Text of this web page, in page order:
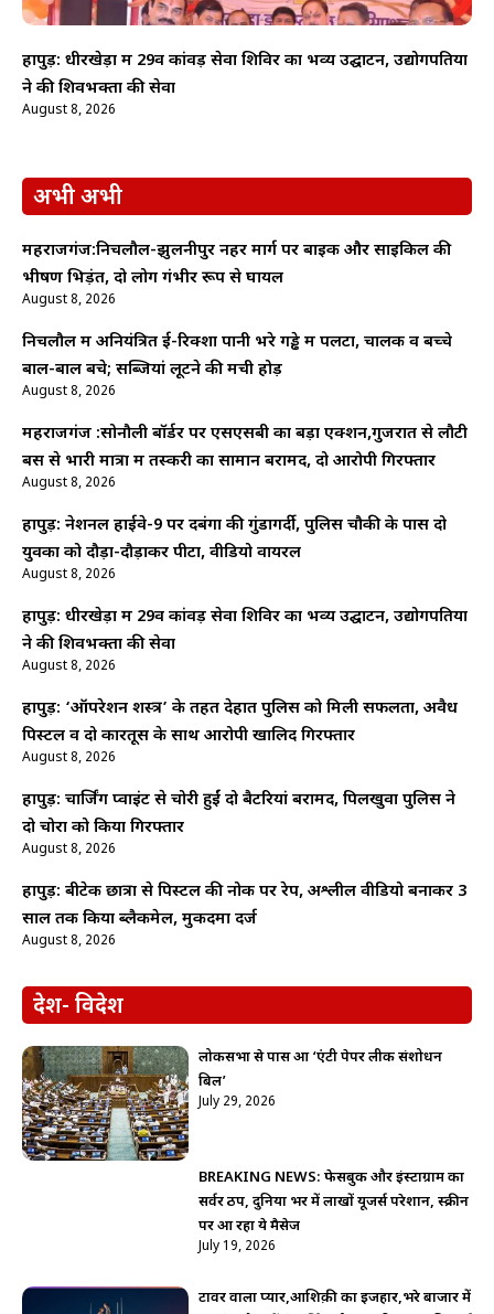
हापुड़: धीरखेड़ा में 29वें कांवड़ सेवा शिविर का भव्य उद्घाटन, उद्योगपतियों
ने की शिवभक्तों की सेवा
August 8, 2026
अभी अभी
महराजगंज:निचलौल-झुलनीपुर नहर मार्ग पर बाइक और साइकिल की
भीषण भिड़ंत, दो लोग गंभीर रूप से घायल
August 8, 2026
निचलौल में अनियंत्रित ई-रिक्शा पानी भरे गड्ढे में पलटा, चालक व बच्चे
बाल-बाल बचे; सब्जियां लूटने की मची होड़
August 8, 2026
महराजगंज :सोनौली बॉर्डर पर एसएसबी का बड़ा एक्शन,गुजरात से लौटी
बस से भारी मात्रा में तस्करी का सामान बरामद, दो आरोपी गिरफ्तार
August 8, 2026
हापुड़: नेशनल हाईवे-9 पर दबंगों की गुंडागर्दी, पुलिस चौकी के पास दो
युवकों को दौड़ा-दौड़ाकर पीटा, वीडियो वायरल
August 8, 2026
हापुड़: धीरखेड़ा में 29वें कांवड़ सेवा शिविर का भव्य उद्घाटन, उद्योगपतियों
ने की शिवभक्तों की सेवा
August 8, 2026
हापुड़: ‘ऑपरेशन शस्त्र’ के तहत देहात पुलिस को मिली सफलता, अवैध
पिस्टल व दो कारतूस के साथ आरोपी खालिद गिरफ्तार
August 8, 2026
हापुड़: चार्जिंग प्वाइंट से चोरी हुईं दो बैटरियां बरामद, पिलखुवा पुलिस ने
दो चोरों को किया गिरफ्तार
August 8, 2026
हापुड़: बीटेक छात्रा से पिस्टल की नोक पर रेप, अश्लील वीडियो बनाकर 3
साल तक किया ब्लैकमेल, मुकदमा दर्ज
August 8, 2026
देश- विदेश
लोकसभा से पास हुआ ‘एंटी पेपर लीक संशोधन
बिल’
July 29, 2026
BREAKING NEWS: फेसबुक और इंस्टाग्राम का
सर्वर ठप, दुनिया भर में लाखों यूजर्स परेशान, स्क्रीन
पर आ रहा ये मैसेज
July 19, 2026
टावर वाला प्यार,आशिक़ी का इजहार,भरे बाजार में